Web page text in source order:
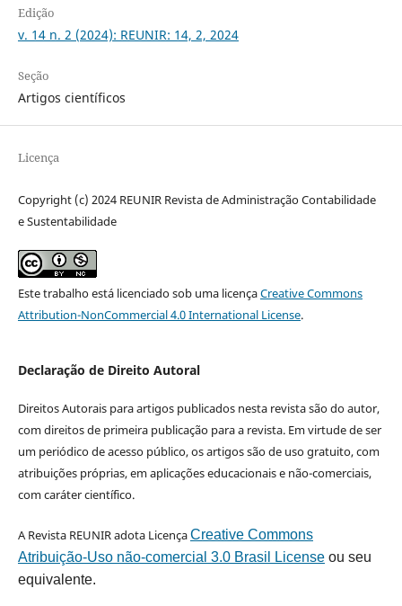
Edição
v. 14 n. 2 (2024): REUNIR: 14, 2, 2024
Seção
Artigos científicos
Licença
Copyright (c) 2024 REUNIR Revista de Administração Contabilidade
e Sustentabilidade
Este trabalho está licenciado sob uma licençaCreative Commons
Attribution-NonCommercial 4.0 International License.
Declaração de Direito Autoral
Direitos Autorais para artigos publicados nesta revista são do autor,
com direitos de primeira publicação para a revista. Em virtude de ser
um periódico de acesso público, os artigos são de uso gratuito, com
atribuições próprias, em aplicações educacionais e não-comerciais,
com caráter científico.
A Revista REUNIR adota LicençaCreative Commons
Atribuição-Uso não-comercial 3.0 Brasil Licenseou seu
equivalente.